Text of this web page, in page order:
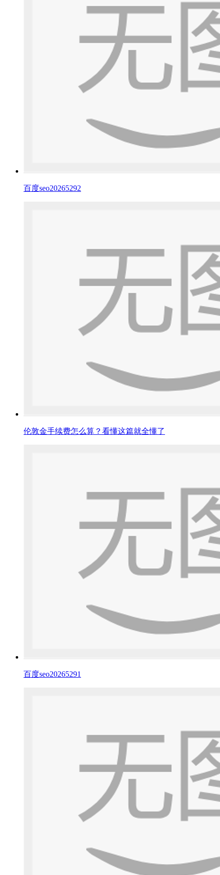
百度seo20265292
伦敦金手续费怎么算？看懂这篇就全懂了
百度seo20265291